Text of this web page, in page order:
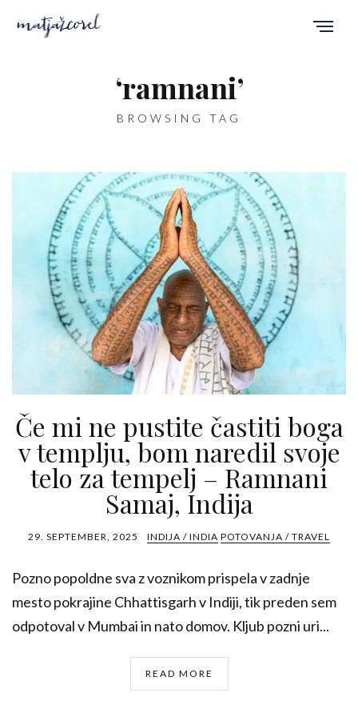
‘ramnani’
BROWSING TAG
Če mi ne pustite častiti boga
v templju, bom naredil svoje
telo za tempelj – Ramnani
Samaj, Indija
29. SEPTEMBER, 2025 INDIJA / INDIA POTOVANJA / TRAVEL
Pozno popoldne sva z voznikom prispela v zadnje
mesto pokrajine Chhattisgarh v Indiji, tik preden sem
odpotoval v Mumbai in nato domov. Kljub pozni uri...
READ MORE